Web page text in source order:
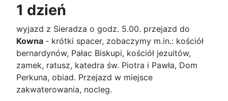
1 dzień
wyjazd z Sieradza o godz. 5.00. przejazd do
Kowna - krótki spacer, zobaczymy m.in.: kościół
bernardynów, Pałac Biskupi, kościół jezuitów,
zamek, ratusz, katedra św. Piotra i Pawła, Dom
Perkuna, obiad. Przejazd w miejsce
zakwaterowania, nocleg.